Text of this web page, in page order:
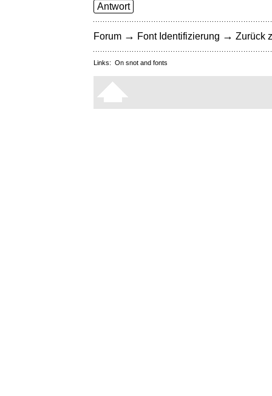
Antwort
Forum → Font Identifizierung → Zurück
Links: On snot and fonts